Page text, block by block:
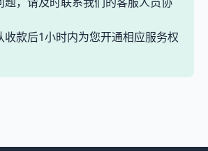
收款后1小时内为您开通相应服务权